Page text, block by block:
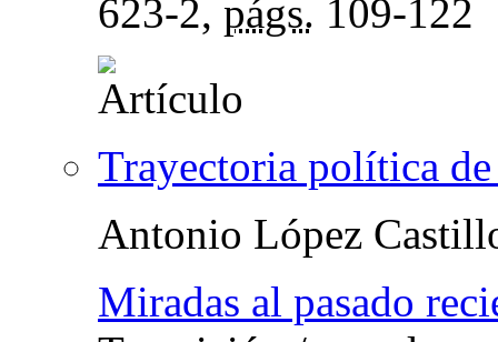
623-2, págs. 109-122
Trayectoria política
Antonio López
Miradas al pasado